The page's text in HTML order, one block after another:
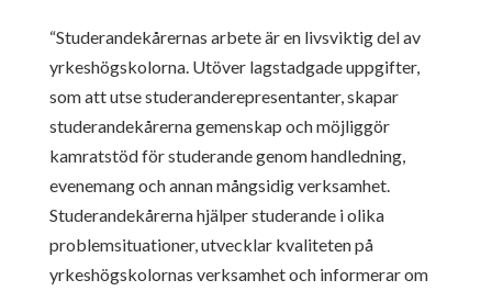
“Studerandekårernas arbete är en livsviktig del av
yrkeshögskolorna. Utöver lagstadgade uppgifter,
som att utse studeranderepresentanter, skapar
studerandekårerna gemenskap och möjliggör
kamratstöd för studerande genom handledning,
evenemang och annan mångsidig verksamhet.
Studerandekårerna hjälper studerande i olika
problemsituationer, utvecklar kvaliteten på
yrkeshögskolornas verksamhet och informerar om